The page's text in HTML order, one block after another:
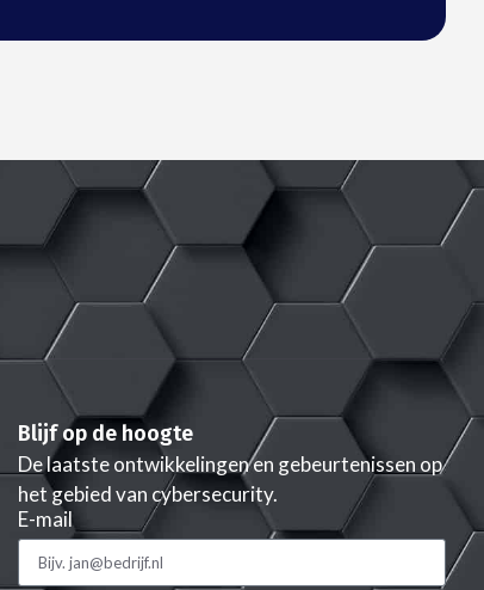
Blijf op de hoogte
De laatste ontwikkelingen en gebeurtenissen op
het gebied van cybersecurity.
E-mail